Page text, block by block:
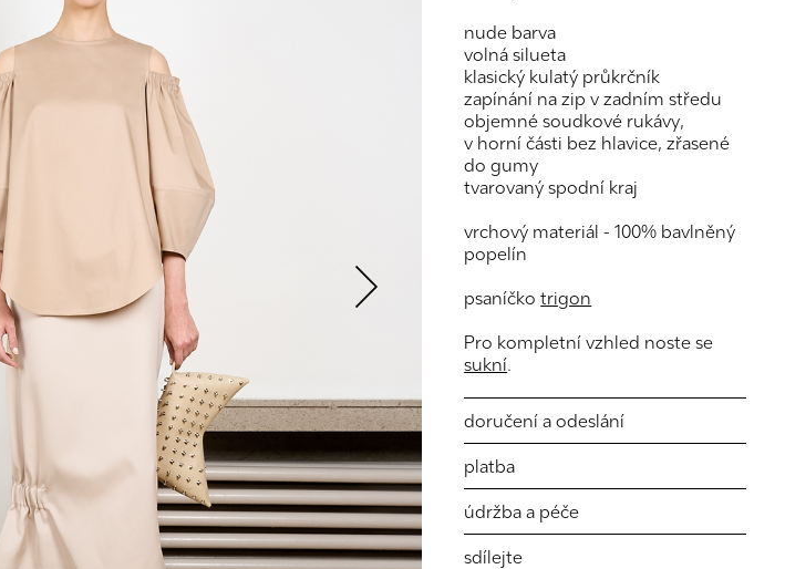
nude barva
volná silueta
klasický kulatý průkrčník
zapínání na zip v zadním středu
objemné soudkové rukávy,
v horní části bez hlavice, zřasené
do gumy
tvarovaný spodní kraj
vrchový materiál - 100% bavlněný
popelín
psaníčkotrigon
Pro kompletní vzhled noste se
sukní.
doručení a odeslání
platba
údržba a péče
sdílejte